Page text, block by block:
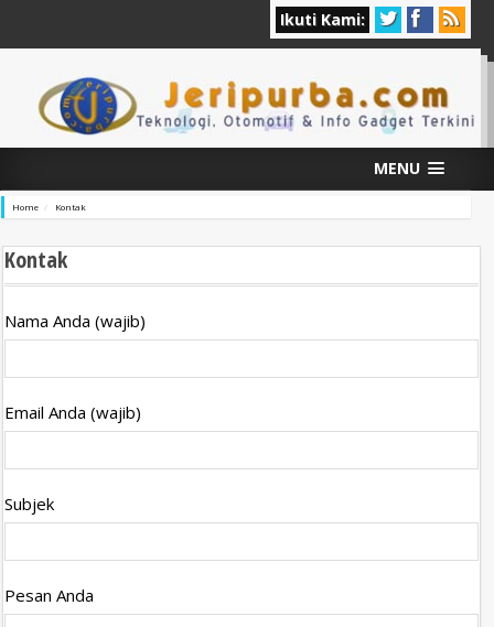
Ikuti Kami:
MENU
Home Kontak
Kontak
Nama Anda (wajib)
Email Anda (wajib)
Subjek
Pesan Anda